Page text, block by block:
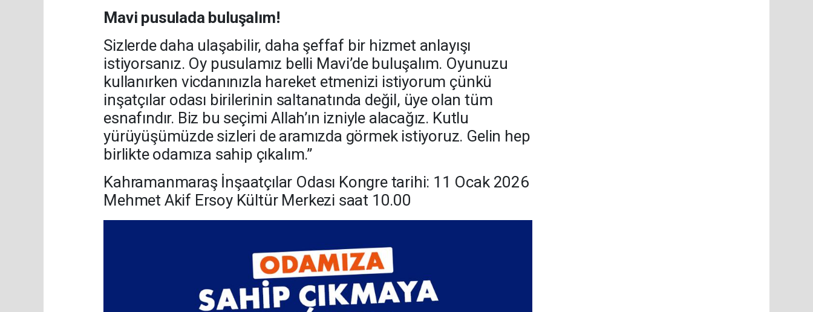
Mavi pusulada buluşalım!
Sizlerde daha ulaşabilir, daha şeffaf bir hizmet anlayışı
istiyorsanız. Oy pusulamız belli Mavi’de buluşalım. Oyunuzu
kullanırken vicdanınızla hareket etmenizi istiyorum çünkü
inşatçılar odası birilerinin saltanatında değil, üye olan tüm
esnafındır. Biz bu seçimi Allah’ın izniyle alacağız. Kutlu
yürüyüşümüzde sizleri de aramızda görmek istiyoruz. Gelin hep
birlikte odamıza sahip çıkalım.”
Kahramanmaraş İnşaatçılar Odası Kongre tarihi: 11 Ocak 2026
Mehmet Akif Ersoy Kültür Merkezi saat 10.00